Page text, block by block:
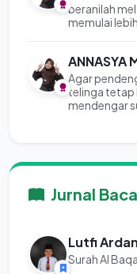
beranilah
memulai
ANNASYA
Agar
telinga tetap
mendengar
Jurnal
Lutfi
Surah Al